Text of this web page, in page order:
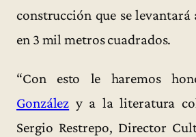
construcción que se levantará
en 3 mil metros cuadrados.
“Con esto le haremos
González y a la literatura
Sergio Restrepo, Director